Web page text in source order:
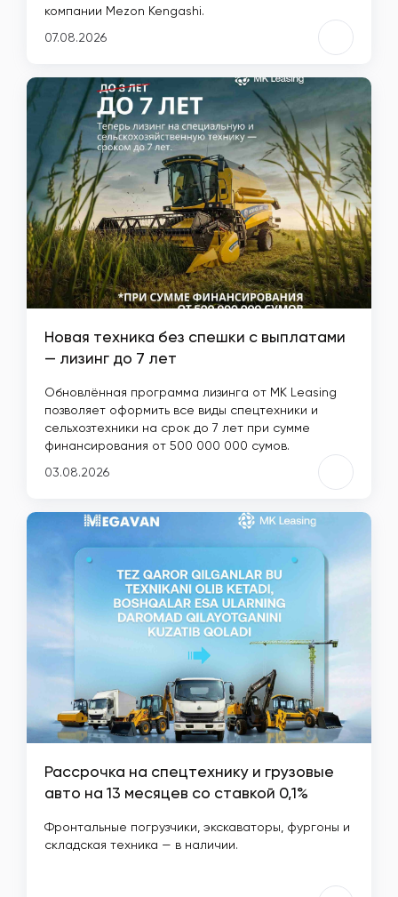
компании Mezon Kengashi.
07.08.2026
Новая техника без спешки с выплатами
— лизинг до 7 лет
Обновлённая программа лизинга от MK Leasing
позволяет оформить все виды спецтехники и
сельхозтехники на срок до 7 лет при сумме
финансирования от 500 000 000 сумов.
03.08.2026
Рассрочка на спецтехнику и грузовые
авто на 13 месяцев со ставкой 0,1%
Фронтальные погрузчики, экскаваторы, фургоны и
складская техника — в наличии.